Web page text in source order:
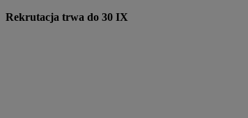
Przejdź
Rekrutacja trwa do 30 IX